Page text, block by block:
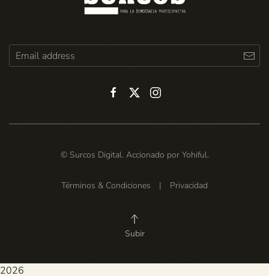
© Surcos Digital. Accionado por Yohiful.
Términos & Condiciones | Privacidad
Subir
2026